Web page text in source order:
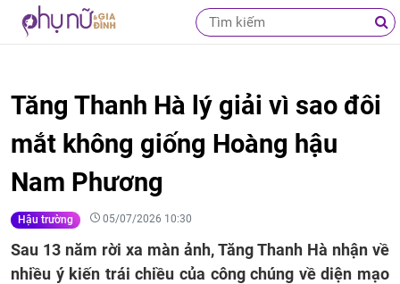
Tăng Thanh Hà lý giải vì sao đôi
mắt không giống Hoàng hậu
Nam Phương
Hậu trường 05/07/2026 10:30
Sau 13 năm rời xa màn ảnh, Tăng Thanh Hà nhận về
nhiều ý kiến trái chiều của công chúng về diện mạo